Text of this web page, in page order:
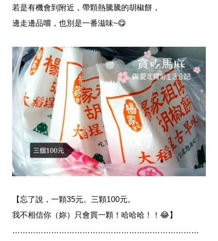
若是有機會到附近，帶顆熱騰騰的胡椒餅，
邊走邊品嚐，也別是一番滋味~😋
【忘了說，一顆35元。三顆100元。
我不相信你（妳）只會買一顆！哈哈哈！！ 😂 】
………………………………………………………………